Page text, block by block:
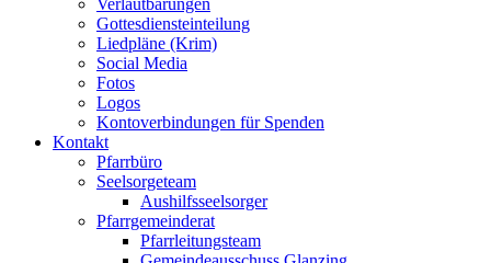
Verlautbarungen
Gottesdiensteinteilung
Liedpläne (Krim)
Social Media
Fotos
Logos
Kontoverbindungen für Spenden
Kontakt
Pfarrbüro
Seelsorgeteam
Aushilfsseelsorger
Pfarrgemeinderat
Pfarrleitungsteam